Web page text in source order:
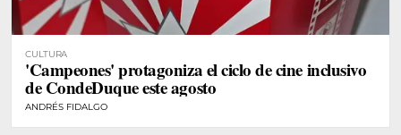
CULTURA
'Campeones' protagoniza el ciclo de cine inclusivo
de CondeDuque este agosto
ANDRÉS FIDALGO